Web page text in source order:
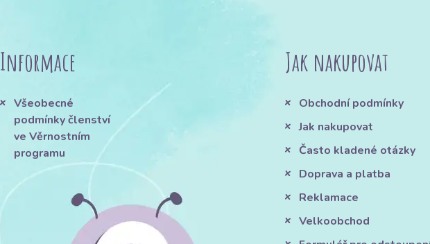
Informace
Všeobecné
podmínky členství
ve Věrnostním
programu
Jak nakupovat
Obchodní podmínky
Jak nakupovat
Často kladené otázky
Doprava a platba
Reklamace
Velkoobchod